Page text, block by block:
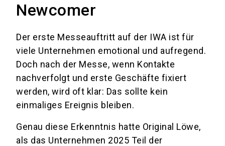
Newcomer
Der erste Messeauftritt auf der IWA ist für
viele Unternehmen emotional und aufregend.
Doch nach der Messe, wenn Kontakte
nachverfolgt und erste Geschäfte fixiert
werden, wird oft klar: Das sollte kein
einmaliges Ereignis bleiben.
Genau diese Erkenntnis hatte Original Löwe,
als das Unternehmen 2025 Teil der